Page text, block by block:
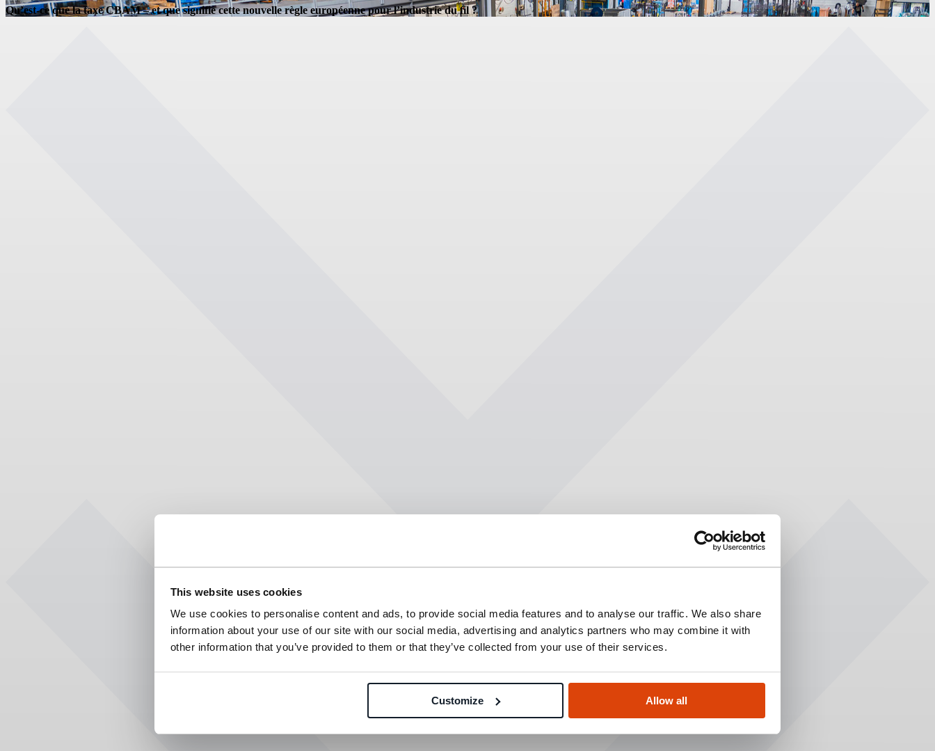
This website uses cookies
We use cookies to personalise content and ads, to provide social media features and to analyse our traffic. We also share
information about your use of our site with our social media, advertising and analytics partners who may combine it with
other information that you’ve provided to them or that they’ve collected from your use of their services.
Customize Allow all
Qu’est-ce que la taxe CBAM – et que signifie cette nouvelle règle européenne pour l’industrie du fil ?